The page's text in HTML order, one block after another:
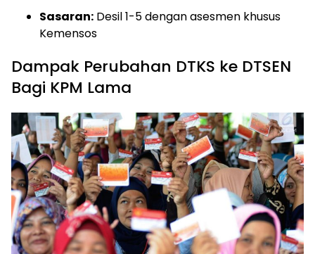
Sasaran: Desil 1-5 dengan asesmen khusus
Kemensos
Dampak Perubahan DTKS ke DTSEN
Bagi KPM Lama